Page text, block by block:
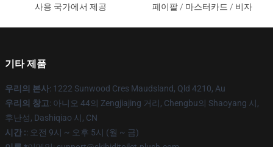
사용 국가에서 제공
페이팔 / 마스터카드 / 비자
기타 제품
우리의 본사: 1222 Sunwood Cres Maudsland, Qld 4210, Au
우리의 창고: 아니오 44의 Zengjiajing 거리, Chengbu의 Shaoyang 시,
후난성, Dashiqiao 시, CN
시간 :: 오전 9시 ~ 오후 5시 (월 ~ 금)